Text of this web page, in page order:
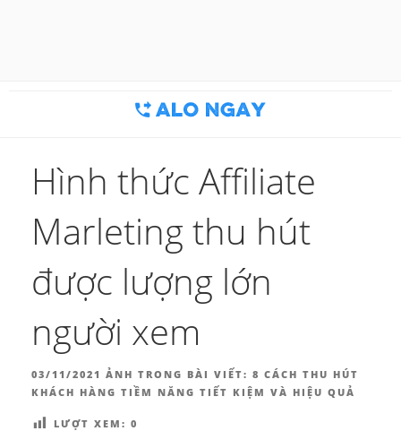
Hình thức Affiliate
Marleting thu hút
được lượng lớn
người xem
ĐĂNG
TRONG
03/11/2021 ẢNH TRONG BÀI VIẾT: 8 CÁCH THU HÚT
KHÁCH HÀNG TIỀM NĂNG TIẾT KIỆM VÀ HIỆU QUẢ
LƯỢT XEM: 0